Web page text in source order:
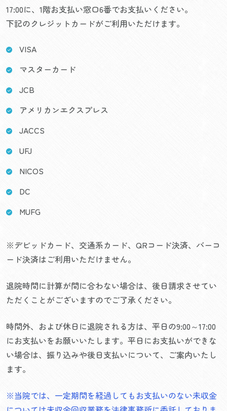
17:00に、1階お支払い窓口6番でお支払いください。
下記のクレジットカードがご利用いただけます。
VISA
マスターカード
JCB
アメリカンエクスプレス
JACCS
UFJ
NICOS
DC
MUFG
※デビッドカード、交通系カード、QRコード決済、バーコ
ード決済はご利用いただけません。
退院時間に計算が間に合わない場合は、後日請求させてい
ただくことがございますのでご了承ください。
時間外、および休日に退院される方は、平日の9:00～17:00
にお支払いをお願いいたします。平日にお支払いができな
い場合は、振り込みや後日支払いについて、ご案内いたし
ます。
※当院では、一定期間を経過してもお支払いのない未収金